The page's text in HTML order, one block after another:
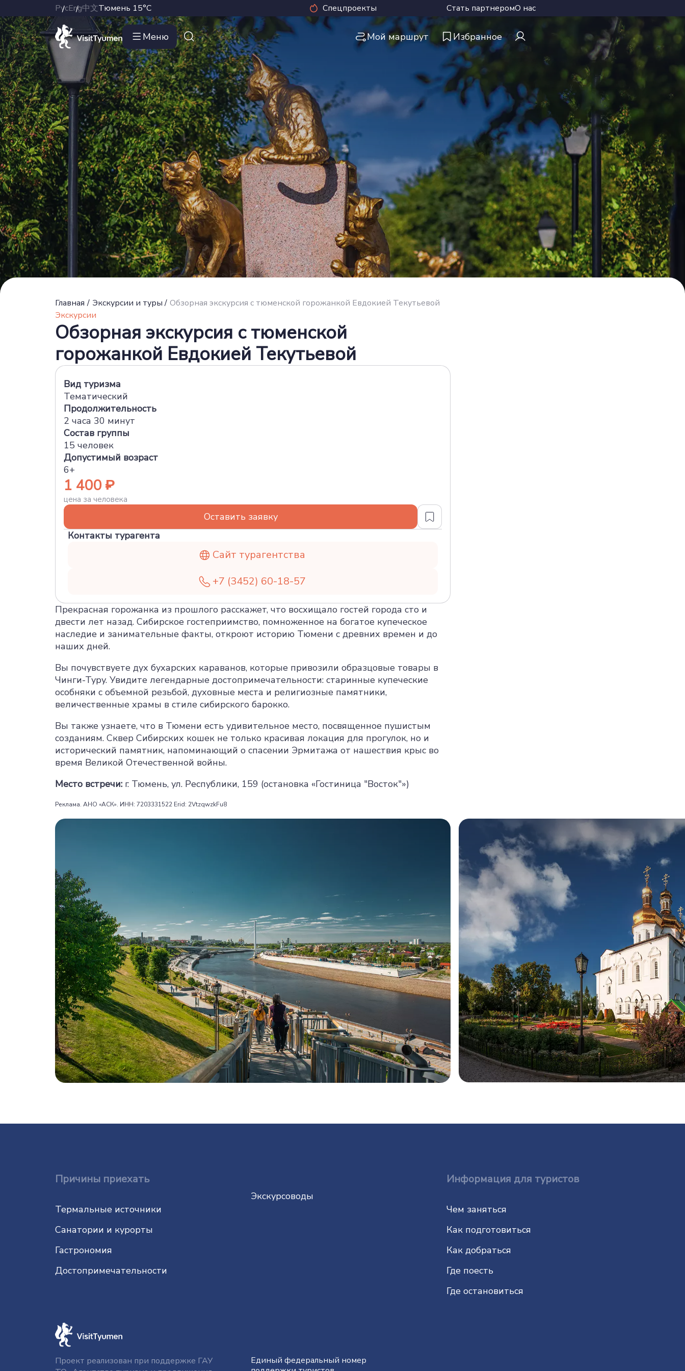
РусEng中文Тюмень 15°C Спецпроекты Стать партнеромО нас
Меню Мой маршрут Избранное
Главная / Экскурсии и туры / Обзорная экскурсия с тюменской горожанкой Евдокией Текутьевой
Экскурсии
Обзорная экскурсия с тюменской
горожанкой Евдокией Текутьевой
Вид туризма
Тематический
Продолжительность
2 часа 30 минут
Состав группы
15 человек
Допустимый возраст
6+
1 400
цена за человека
Оставить заявку
Контакты турагента
Сайт турагентства
+7 (3452) 60-18-57
Прекрасная горожанка из прошлого расскажет, что восхищало гостей города сто и
двести лет назад. Сибирское гостеприимство, помноженное на богатое купеческое
наследие и занимательные факты, откроют историю Тюмени с древних времен и до
наших дней.
Вы почувствуете дух бухарских караванов, которые привозили образцовые товары в
Чинги-Туру. Увидите легендарные достопримечательности: старинные купеческие
особняки с объемной резьбой, духовные места и религиозные памятники,
величественные храмы в стиле сибирского барокко.
Вы также узнаете, что в Тюмени есть удивительное место, посвященное пушистым
созданиям. Сквер Сибирских кошек не только красивая локация для прогулок, но и
исторический памятник, напоминающий о спасении Эрмитажа от нашествия крыс во
время Великой Отечественной войны.
Место встречи: г. Тюмень, ул. Республики, 159 (остановка «Гостиница "Восток"»)
Реклама. АНО «АСК». ИНН: 7203331522 Erid: 2VtzqwzkFu8
Причины приехать
Термальные источники
Санатории и курорты
Гастрономия
До­сто­при­ме­ча­тель­нос­ти
Экскурсоводы
Информация для туристов
Чем заняться
Как подготовиться
Как добраться
Где поесть
Где остановиться
Проект реализован при поддержке ГАУ
Единый федеральный номер